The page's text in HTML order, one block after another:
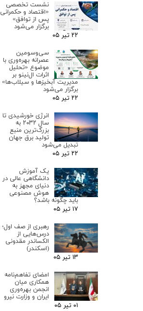
نشست تخصصی
«اقتصاد و حکمرانی
پس از توافق»
برگزار می‌شود
۲۲ تیر ۰۵
سی‌وسومین
عصرانه بهره‌وری با
موضوع «تحلیل
اثرات ال‌نینو بر
مدیریت آبخیزها و سیلاب‌ها»
برگزار می‌شود
۲۲ تیر ۰۵
انرژی خورشیدی تا
سال ۲۰۳۲ به
بزرگ‌ترین منبع
تولید برق جهان
تبدیل می‌شود
۲۲ تیر ۰۵
یک آموزش
دانشگاهی عالی در
دنیای مجهز به
هوش مصنوعی
باید چگونه باشد؟
۱۷ تیر ۰۵
رهبری از صف اول؛
درس‌هایی از
الکساندر مقدونی
(اسکندر)
۱۳ تیر ۰۵
امضای تفاهم‌نامه
همکاری میان
انجمن بهره‌وری
ایران و وزارت نیرو
۰۱ تیر ۰۵